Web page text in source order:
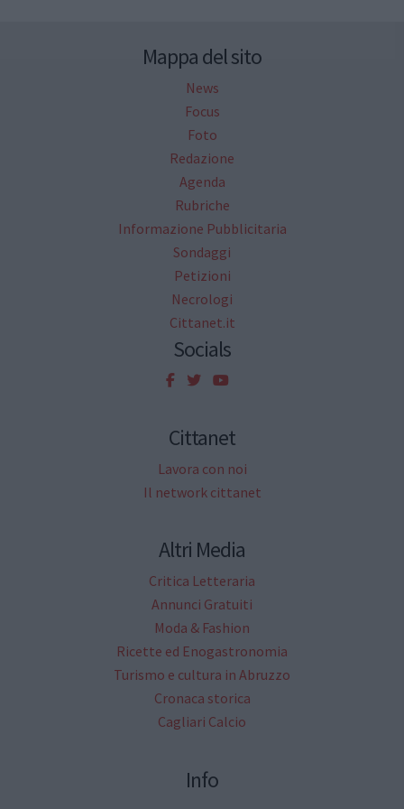
Mappa del sito
News
Focus
Foto
Redazione
Agenda
Rubriche
Informazione Pubblicitaria
Sondaggi
Petizioni
Necrologi
Cittanet.it
Socials
Cittanet
Lavora con noi
Il network cittanet
Altri Media
Critica Letteraria
Annunci Gratuiti
Moda & Fashion
Ricette ed Enogastronomia
Turismo e cultura in Abruzzo
Cronaca storica
Cagliari Calcio
Info